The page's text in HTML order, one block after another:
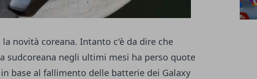
la novità coreana. Intanto c'è da dire che
sudcoreana negli ultimi mesi ha perso quote
base al fallimento delle batterie dei Galaxy